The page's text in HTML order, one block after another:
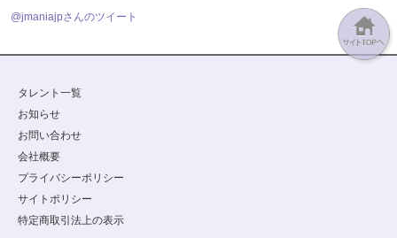
@jmaniajpさんのツイート
タレント一覧
お知らせ
お問い合わせ
会社概要
プライバシーポリシー
サイトポリシー
特定商取引法上の表示